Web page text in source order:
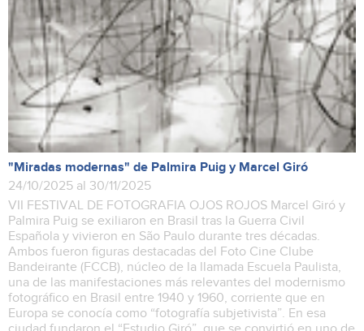
"Miradas modernas" de Palmira Puig y Marcel Giró
24/10/2025 al 30/11/2025
VII FESTIVAL DE FOTOGRAFIA OJOS ROJOS Marcel Giró y
Palmira Puig se exiliaron en Brasil tras la Guerra Civil
Española y vivieron en São Paulo durante tres décadas.
Ambos fueron figuras destacadas del Foto Cine Clube
Bandeirante (FCCB), núcleo de la llamada Escuela Paulista,
una de las manifestaciones más relevantes del modernismo
fotográfico en Brasil entre 1940 y 1960, corriente que en
Europa se conocía como “fotografía subjetivista”. En esa